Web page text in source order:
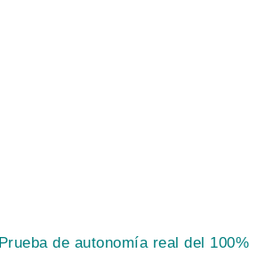
Prueba de autonomía real del 100%